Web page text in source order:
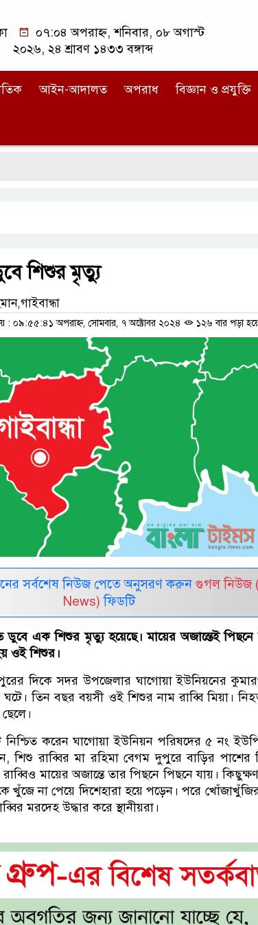
০৭:০৪ অপরাহ্ন, শনিবার, ০৮ অগাস্ট
২০২৬, ২৪ শ্রাবণ ১৪৩৩ বঙ্গাব্দ
আইন-আদালত অপরাধ বিজ্ঞান ও প্রযুক্তি
শিশুর মৃত্যু
: ০৯:৫৫:৪১ অপরাহ্ন, সোমবার, ৭ অক্টোবর ২০২৪ ১২৬ বার পড়া
সর্বশেষ নিউজ পেতে অনুসরণ করুন গুগল নিউজ
News) ফিডটি
ডুবে এক শিশুর মৃত্যু হয়েছে। মায়ের অজান্তেই পিছনে
ওই শিশুর।
দিকে সদর উপজেলার ঘাগোয়া ইউনিয়নের
তিন বছর বয়সী ওই শিশুর নাম রাব্বি মিয়া।
নিশ্চিত করেন ঘাগোয়া ইউনিয়ন পরিষদের ৫ নং
শিশু রাব্বির মা রহিমা বেগম দুপুরে বাড়ির পাশের
মায়ের অজান্তে তার পিছনে পিছনে যায়।
খুঁজে না পেয়ে দিশেহারা হয়ে পড়েন। পরে
মরদেহ উদ্ধার করে স্থানীয়রা।